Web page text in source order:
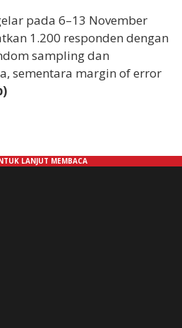
pada 6–13 November
1.200 responden dengan
sampling dan
sementara margin of error